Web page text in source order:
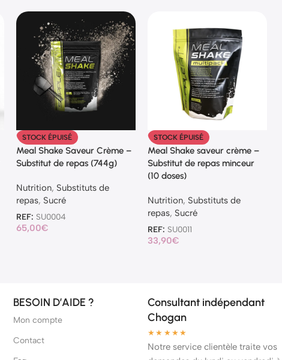
STOCK ÉPUISÉ
Meal Shake Saveur Crème –
Substitut de repas (744g)
Nutrition, Substituts de
repas, Sucré
REF: SU0004
65,00€
STOCK ÉPUISÉ
Meal Shake saveur crème –
Substitut de repas minceur
(10 doses)
Nutrition, Substituts de
repas, Sucré
REF: SU0011
33,90€
BESOIN D’AIDE ?
Mon compte
Contact
Consultant indépendant
Chogan
★★★★★
Notre service clientèle traite vos